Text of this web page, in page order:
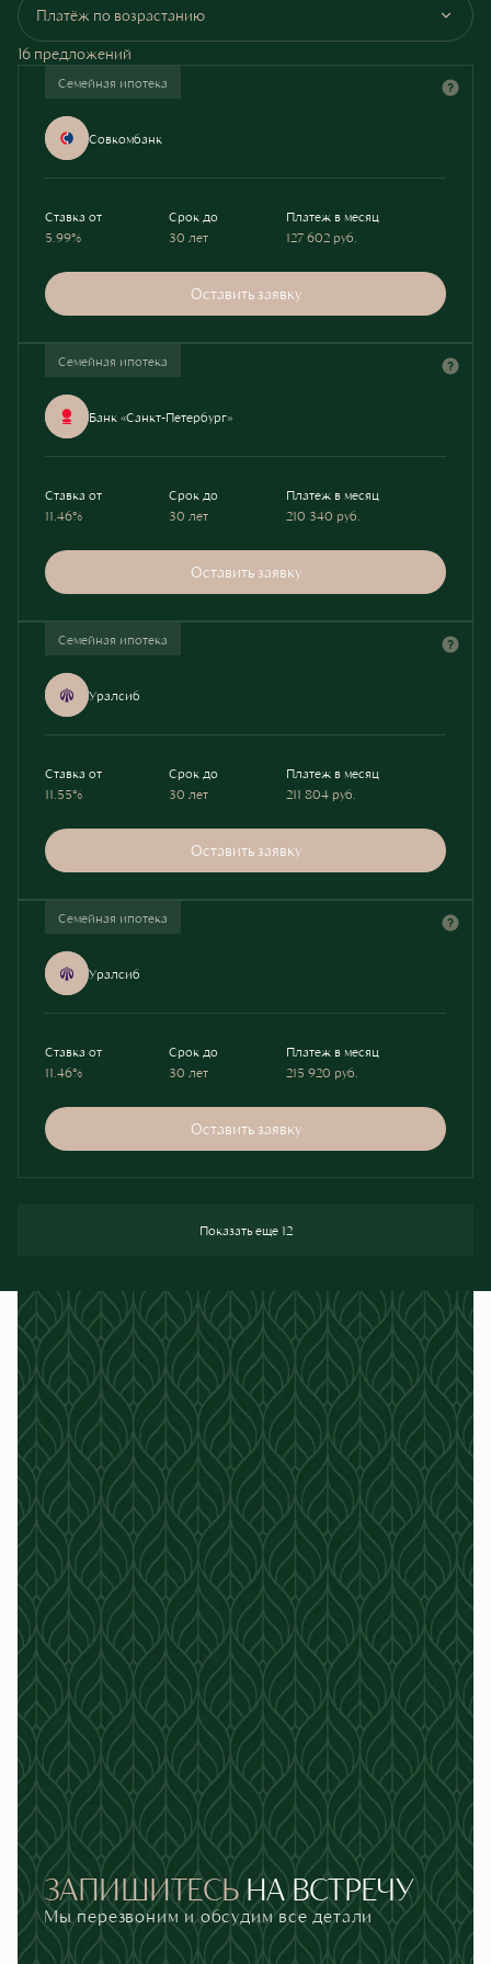
Платёж по возрастанию
16 предложений
Семейная ипотека
Совкомбанк
Ставка от
5.99%
Срок до
30 лет
Платеж в месяц
127 602 руб.
Оставить заявку
Семейная ипотека
Банк «Санкт-Петербург»
Ставка от
11.46%
Срок до
30 лет
Платеж в месяц
210 340 руб.
Оставить заявку
Семейная ипотека
Уралсиб
Ставка от
11.55%
Срок до
30 лет
Платеж в месяц
211 804 руб.
Оставить заявку
Семейная ипотека
Уралсиб
Ставка от
11.46%
Срок до
30 лет
Платеж в месяц
215 920 руб.
Оставить заявку
Показать еще 12
ЗАПИШИТЕСЬНАВСТРЕЧУ
Мы перезвоним и обсудим все детали